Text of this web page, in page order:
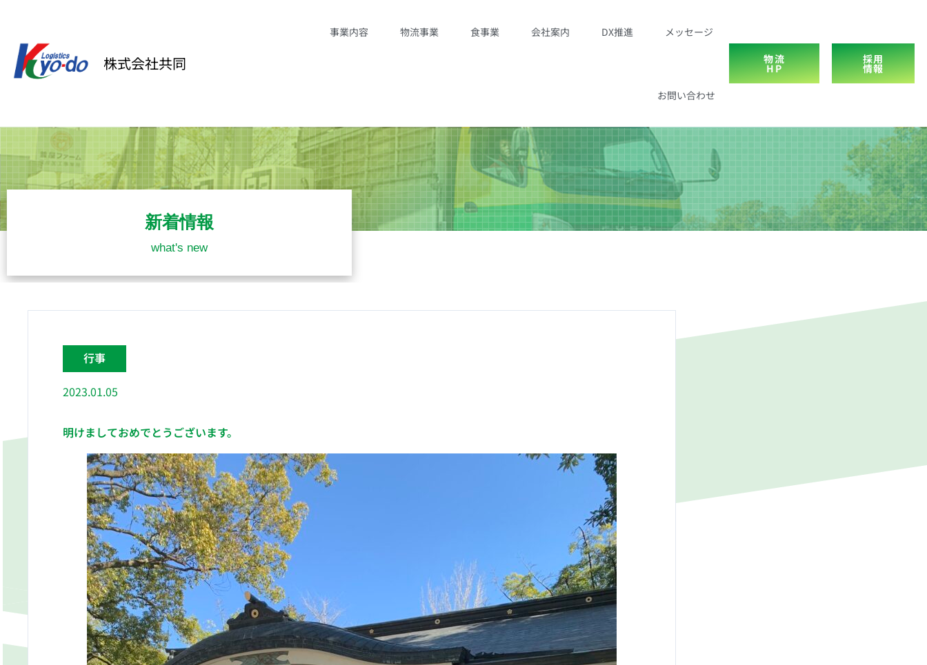
株式会社共同
事業内容 物流事業 食事業 会社案内 DX推進 メッセージ
お問い合わせ
物流
HP
採用
情報
新着情報
what's new
行事
2023.01.05
明けましておめでとうございます。